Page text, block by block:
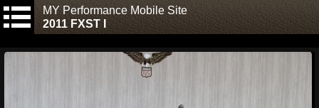
MY Performance Mobile Site
2011 FXST I